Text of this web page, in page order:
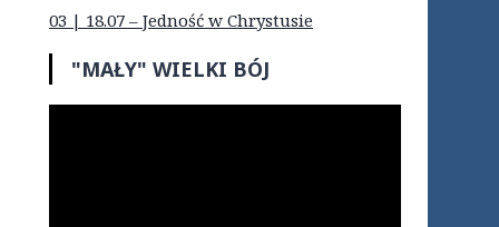
03 | 18.07 – Jedność w Chrystusie
"MAŁY" WIELKI BÓJ